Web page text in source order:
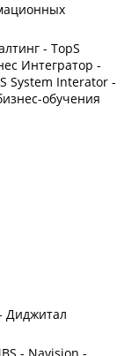
- TopS
Интегратор -
System Interator -
обучения
Диджитал